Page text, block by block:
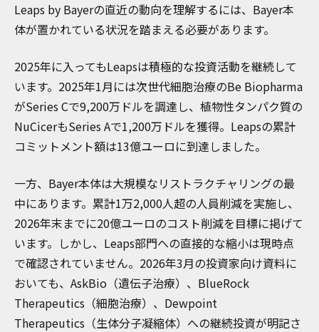
Leaps by Bayerの直近の動向を理解するには、Bayer本
体が置かれている状況を踏まえる必要があります。
2025年に入ってもLeapsは積極的な投資活動を継続して
います。2025年1月には次世代細胞治療のBe Biopharma
がSeries Cで9,200万ドルを調達し、植物性タンパク質の
NuCicerもSeries Aで1,200万ドルを獲得。Leapsの累計
コミットメント額は13億ユーロに到達しました。
一方、Bayer本体は大規模なリストラクチャリングの最
中にあります。累計1万2,000人超の人員削減を実施し、
2026年末までに20億ユーロのコスト削減を目標に掲げて
います。しかし、Leaps部門への直接的な縮小は現時点
で確認されていません。2026年3月の投資家向け資料に
おいても、AskBio（遺伝子治療）、BlueRock
Therapeutics（細胞治療）、Dewpoint
Therapeutics（生体分子凝縮体）への継続投資が明記さ